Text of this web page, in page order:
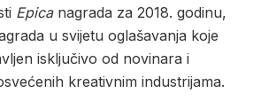
Epicanagrada za 2018. godinu,
u svijetu oglašavanja koje
isključivo od novinara i
kreativnim industrijama.